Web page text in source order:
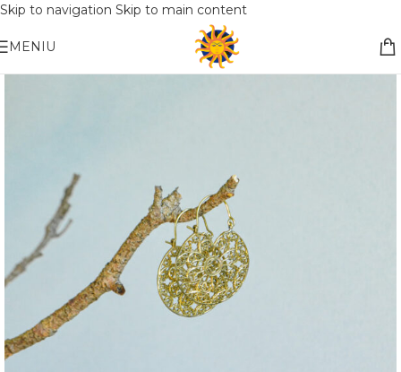
Skip to navigation Skip to main content
Nemokamas pristatymas į paštomatą apsiperkant už 30€!!
MENIU